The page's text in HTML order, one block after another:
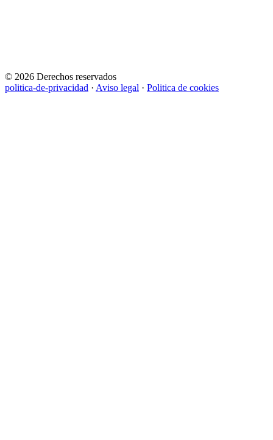
© 2026 Derechos reservados
politica-de-privacidad · Aviso legal · Politica de cookies